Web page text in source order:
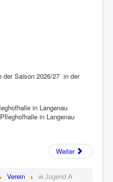
der Saison 2026/27 in der
in Langenau
in Langenau
Weiter
Verein w Jugend A